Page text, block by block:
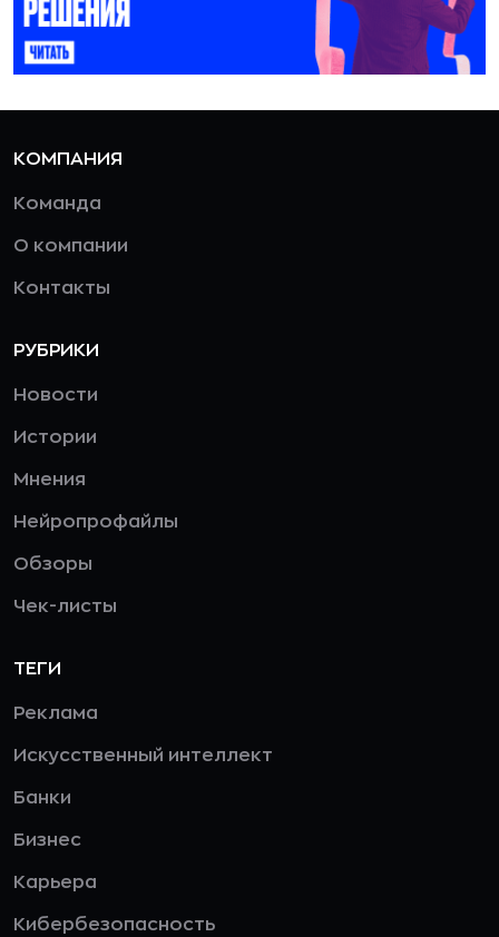
КОМПАНИЯ
Команда
О компании
Контакты
РУБРИКИ
Новости
Истории
Мнения
Нейропрофайлы
Обзоры
Чек-листы
ТЕГИ
Реклама
Искусственный интеллект
Банки
Бизнес
Карьера
Кибербезопасность